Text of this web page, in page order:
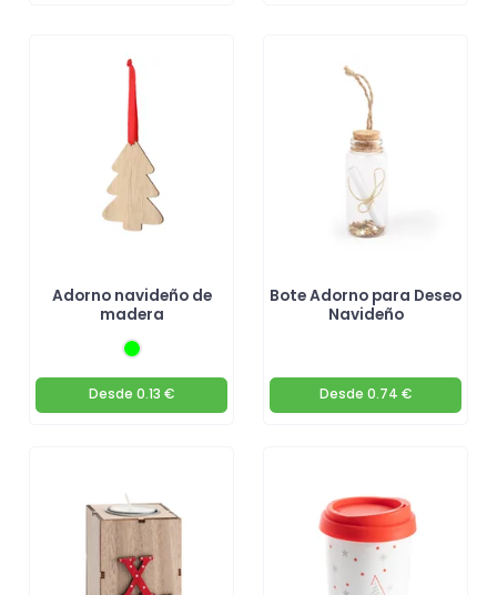
Adorno navideño de
madera
Desde 0.13 €
Bote Adorno para Deseo
Navideño
Desde 0.74 €